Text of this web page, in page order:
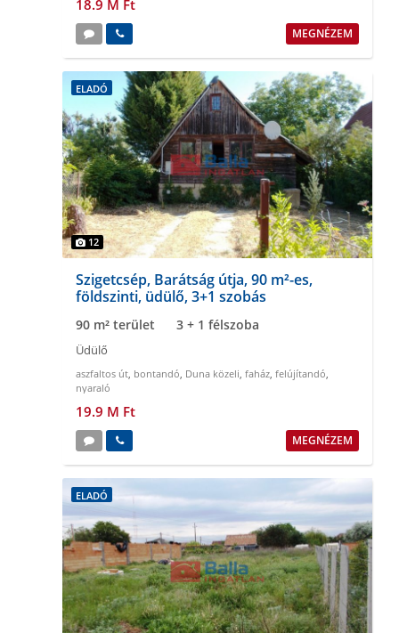
18.9 M Ft
MEGNÉZEM
ELADÓ
12
Szigetcsép, Barátság útja, 90 m²-es,
földszinti, üdülő, 3+1 szobás
90 m² terület 3 + 1 félszoba
Üdülő
aszfaltos út, bontandó, Duna közeli, faház, felújítandó,
nyaraló
19.9 M Ft
MEGNÉZEM
ELADÓ